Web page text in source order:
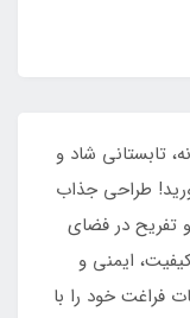
تابستانی شاد و
طراحی جذاب
تفریح در فضای
ایمنی و
فراغت خود را با